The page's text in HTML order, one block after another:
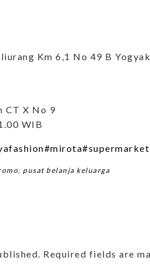
Km 6,1 No 49 B
CT X No 9
WIB
#mirota
, pusat belanja keluarga
Required fields are